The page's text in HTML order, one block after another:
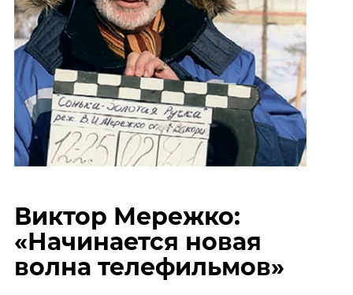
Виктор Мережко:
«Начинается новая
волна телефильмов»